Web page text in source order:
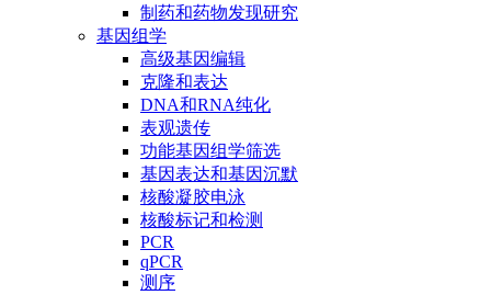
制药和药物发现研究
基因组学
高级基因编辑
克隆和表达
DNA和RNA纯化
表观遗传
功能基因组学筛选
基因表达和基因沉默
核酸凝胶电泳
核酸标记和检测
PCR
qPCR
测序